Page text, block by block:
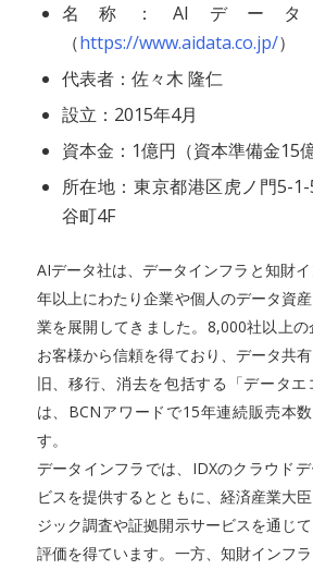
名称：AIデー
（https://www.aidata.co.jp/）
代表者：佐々木 隆仁
設立：2015年4月
資本金：1億円（資本準備金15
所在地：東京都港区虎ノ門5-
谷町4F
AIデータ社は、データインフラと知財
年以上にわたり企業や個人のデータ資
業を展開してきました。8,000社以上
お客様から信頼を得ており、データ共
旧、移行、消去を包括する「データ
は、BCNアワードで15年連続販売本
す。
データインフラでは、IDXのクラウド
ビスを提供するとともに、経済産業大
ジック調査や証拠開示サービスを通じ
評価を得ています。一方、知財インフ